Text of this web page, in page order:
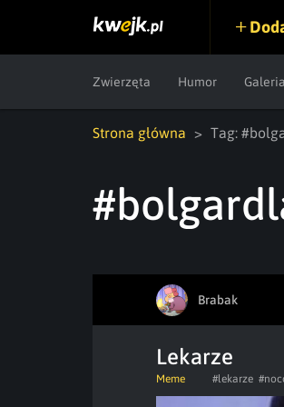
Zwierzęta Humor Galeria
Strona główna Tag:
Brabak
Lekarze
Meme #lekarze